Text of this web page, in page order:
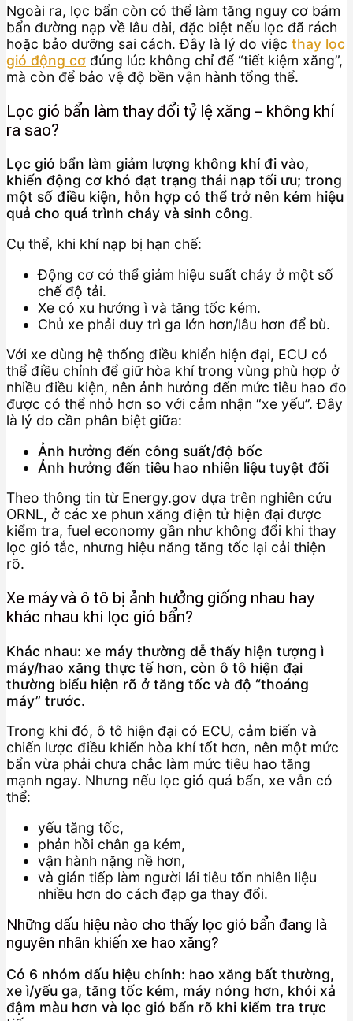
Ngoài ra, lọc bẩn còn có thể làm tăng nguy cơ bám
bẩn đường nạp về lâu dài, đặc biệt nếu lọc đã rách
hoặc bảo dưỡng sai cách. Đây là lý do việc thay lọc
gió động cơ đúng lúc không chỉ để “tiết kiệm xăng”,
mà còn để bảo vệ độ bền vận hành tổng thể.
Lọc gió bẩn làm thay đổi tỷ lệ xăng – không khí
ra sao?
Lọc gió bẩn làm giảm lượng không khí đi vào,
khiến động cơ khó đạt trạng thái nạp tối ưu; trong
một số điều kiện, hỗn hợp có thể trở nên kém hiệu
quả cho quá trình cháy và sinh công.
Cụ thể, khi khí nạp bị hạn chế:
Động cơ có thể giảm hiệu suất cháy ở một số
chế độ tải.
Xe có xu hướng ì và tăng tốc kém.
Chủ xe phải duy trì ga lớn hơn/lâu hơn để bù.
Với xe dùng hệ thống điều khiển hiện đại, ECU có
thể điều chỉnh để giữ hòa khí trong vùng phù hợp ở
nhiều điều kiện, nên ảnh hưởng đến mức tiêu hao đo
được có thể nhỏ hơn so với cảm nhận “xe yếu”. Đây
là lý do cần phân biệt giữa:
Ảnh hưởng đến công suất/độ bốc
Ảnh hưởng đến tiêu hao nhiên liệu tuyệt đối
Theo thông tin từ Energy.gov dựa trên nghiên cứu
ORNL, ở các xe phun xăng điện tử hiện đại được
kiểm tra, fuel economy gần như không đổi khi thay
lọc gió tắc, nhưng hiệu năng tăng tốc lại cải thiện
rõ.
Xe máy và ô tô bị ảnh hưởng giống nhau hay
khác nhau khi lọc gió bẩn?
Khác nhau: xe máy thường dễ thấy hiện tượng ì
máy/hao xăng thực tế hơn, còn ô tô hiện đại
thường biểu hiện rõ ở tăng tốc và độ “thoáng
máy” trước.
Trong khi đó, ô tô hiện đại có ECU, cảm biến và
chiến lược điều khiển hòa khí tốt hơn, nên một mức
bẩn vừa phải chưa chắc làm mức tiêu hao tăng
mạnh ngay. Nhưng nếu lọc gió quá bẩn, xe vẫn có
thể:
yếu tăng tốc,
phản hồi chân ga kém,
vận hành nặng nề hơn,
và gián tiếp làm người lái tiêu tốn nhiên liệu
nhiều hơn do cách đạp ga thay đổi.
Những dấu hiệu nào cho thấy lọc gió bẩn đang là
nguyên nhân khiến xe hao xăng?
Có 6 nhóm dấu hiệu chính: hao xăng bất thường,
xe ì/yếu ga, tăng tốc kém, máy nóng hơn, khói xả
đậm màu hơn và lọc gió bẩn rõ khi kiểm tra trực